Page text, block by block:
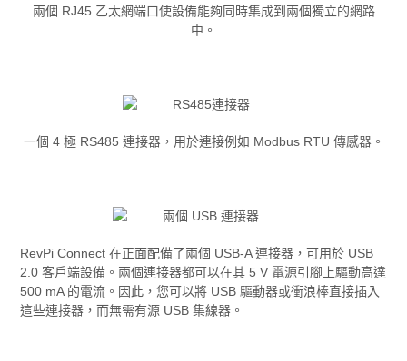
兩個 RJ45 乙太網端口使設備能夠同時集成到兩個獨立的網路
中。
一個 4 極 RS485 連接器，用於連接例如 Modbus RTU 傳感器。
RevPi Connect 在正面配備了兩個 USB-A 連接器，可用於 USB
2.0 客戶端設備。兩個連接器都可以在其 5 V 電源引腳上驅動高達
500 mA 的電流。因此，您可以將 USB 驅動器或衝浪棒直接插入
這些連接器，而無需有源 USB 集線器。